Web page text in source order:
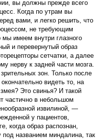
вы долж­ны прежде всего
Когда по утрам вы
вами, и легко решить, что
не требующим
имеем внутри глазного
и перевернутый образ
сетчатки, а далее
нерву к задней части мозга.
зон. Только после
видеть то, на
Это свинья? И такой
частично в небольшом
извилиной, —
у паци­ентов,
когда образ распознан,
под названием миндалина, так